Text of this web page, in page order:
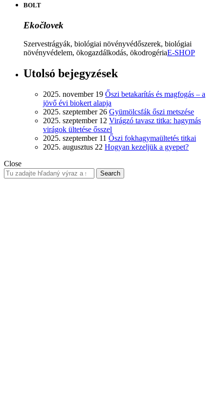
BOLT
Ekočlovek
Szervestrágyák, biológiai növényvédőszerek, biológiai
növényvédelem, ökogazdálkodás, ökodrogériaE-SHOP
Utolsó bejegyzések
2025. november 19 Őszi betakarítás és magfogás – a
jövő évi biokert alapja
2025. szeptember 26 Gyümölcsfák őszi metszése
2025. szeptember 12 Virágzó tavasz titka: hagymás
virágok ültetése ősszel
2025. szeptember 11 Őszi fokhagymaültetés titkai
2025. augusztus 22 Hogyan kezeljük a gyepet?
Close